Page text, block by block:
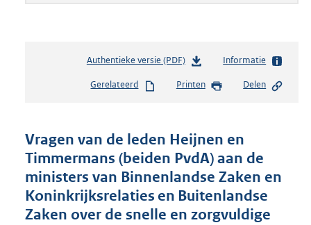
Authentieke versie (PDF)b
s
n
d
s
g
r
o
Informatie
Gerelateerd Printen Delen
Vragen van de leden Heijnen en
Timmermans (beiden PvdA) aan de
ministers van Binnenlandse Zaken en
Koninkrijksrelaties en Buitenlandse
Zaken over de snelle en zorgvuldige